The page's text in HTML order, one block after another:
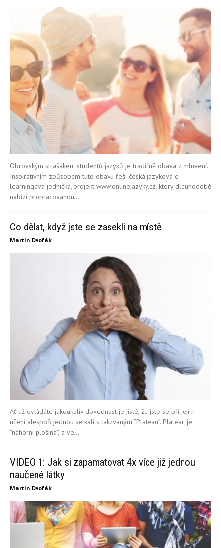
Obrovským strašákem studentů jazyků je tradičně obava z mluvení.
Inspirativním způsobem tuto obavu řeší česká jazyková e-
learningová jednička, projekt www.onlinejazyky.cz, který dlouhodobě
nabízí propracovanou...
Co dělat, když jste se zasekli na místě
Martin Dvořák
Ať už ovládáte jakoukoliv dovednost je jisté, že jste se při jejím
učení alespoň jednou setkali s takzvaným “Plateau”. Plateau je
“náhorní plošina”, a ve...
VIDEO 1: Jak si zapamatovat 4x více již jednou
naučené látky
Martin Dvořák